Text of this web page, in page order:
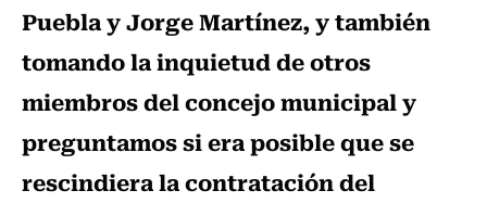
Puebla y Jorge Martínez, y también
tomando la inquietud de otros
miembros del concejo municipal y
preguntamos si era posible que se
rescindiera la contratación del